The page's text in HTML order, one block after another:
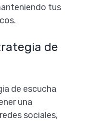
tus
de
de escucha
una
sociales,